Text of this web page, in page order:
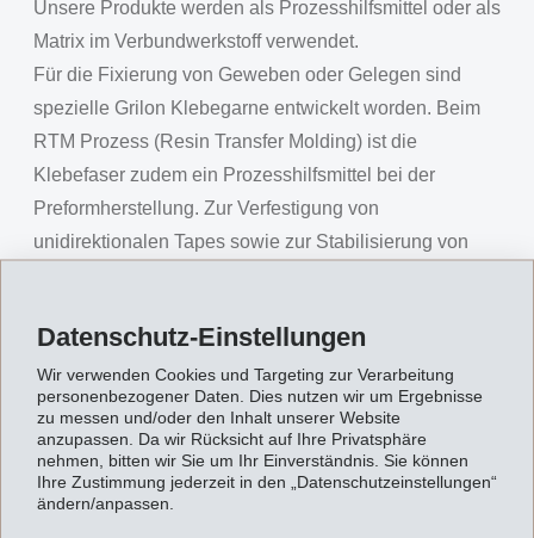
Datenschutz-Einstellungen
Wir verwenden Cookies und Targeting zur Verarbeitung
personenbezogener Daten. Dies nutzen wir um Ergebnisse
zu messen und/oder den Inhalt unserer Website
anzupassen. Da wir Rücksicht auf Ihre Privatsphäre
nehmen, bitten wir Sie um Ihr Einverständnis. Sie können
Ihre Zustimmung jederzeit in den „Datenschutzeinstellungen“
ändern/anpassen.
Unsere Produkte werden als Prozesshilfsmittel oder als
Matrix im Verbundwerkstoff verwendet.
Für die Fixierung von Geweben oder Gelegen sind
spezielle Grilon Klebegarne entwickelt worden. Beim
RTM Prozess (Resin Transfer Molding) ist die
Klebefaser zudem ein Prozesshilfsmittel bei der
Preformherstellung. Zur Verfestigung von
unidirektionalen Tapes sowie zur Stabilisierung von
Suspension, Pulver oder Granulat eingesetzt.
Durch den Einsatz von Griltex Schmelzklebern oder
Grilon Garnen wird die Schlagzähigkeit des Composite
Bauteils erhöht.
Steifigkeit, Wärmeformbeständigkeit und Transparenz
sind die Argumente für den Einsatz von Griltex